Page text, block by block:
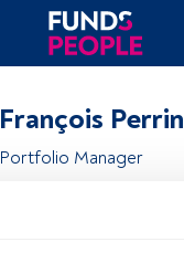
François Perrin
Portfolio Manager